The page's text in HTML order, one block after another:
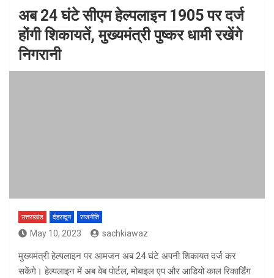
अब 24 घंटे सीएम हेल्पलाइन 1905 पर दर्ज
होंगी शिकायतें, मुख्यमंत्री पुष्कर धामी रखेंगे
निगरानी
उत्तराखंड देहरादून राजनीति
May 10, 2023 sachkiawaz
मुख्यमंत्री हेल्पलाइन पर आमजन अब 24 घंटे अपनी शिकायत दर्ज कर
सकेंगे। हेल्पलाइन में अब वेब पोर्टल, मोबाइल एप और आडियो काल रिकार्डिंग